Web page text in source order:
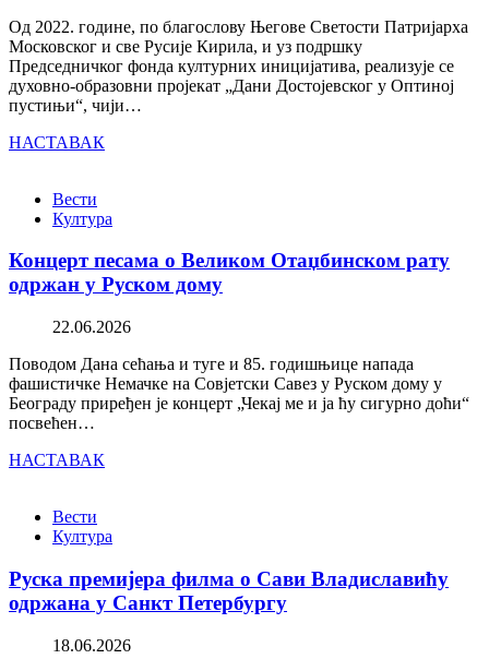
Од 2022. године, по благослову Његове Светости Патријарха
Московског и све Русије Кирила, и уз подршку
Председничког фонда културних иницијатива, реализује се
духовно-образовни пројекат „Дани Достојевског у Оптиној
пустињи“, чији…
НАСТАВАК
Вести
Култура
Концерт песама о Великом Отаџбинском рату
одржан у Руском дому
22.06.2026
Поводом Дана сећања и туге и 85. годишњице напада
фашистичке Немачке на Совјетски Савез у Руском дому у
Београду приређен је концерт „Чекај ме и ја ћу сигурно доћи“
посвећен…
НАСТАВАК
Вести
Култура
Руска премијера филма о Сави Владиславићу
одржана у Санкт Петербургу
18.06.2026